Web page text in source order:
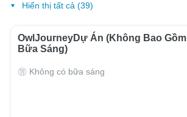
Hiển thị tất cả (39)
OwlJourneyDự Án (Không Bao Gồm
Bữa Sáng)
Không có bữa sáng